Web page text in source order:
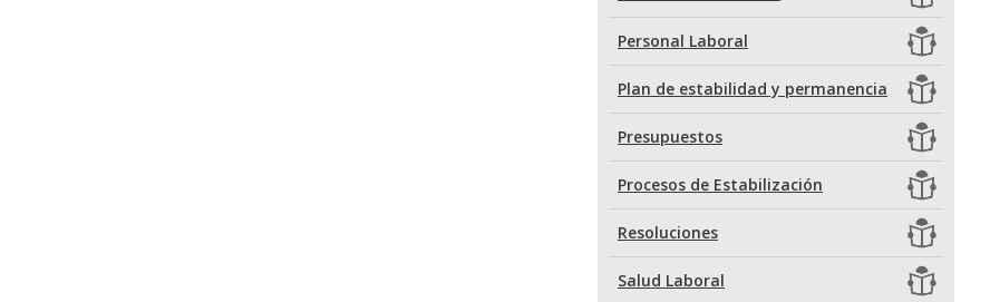
Personal Laboral
Plan de estabilidad y permanencia
Presupuestos
Procesos de Estabilización
Resoluciones
Salud Laboral